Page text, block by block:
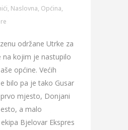
, Naslovna, Općina,
održane Utrke za
na kojim je nastupilo
općine. Većih
bilo pa je tako Gusar
mjesto, Donjani
a malo
Bjelovar Ekspres